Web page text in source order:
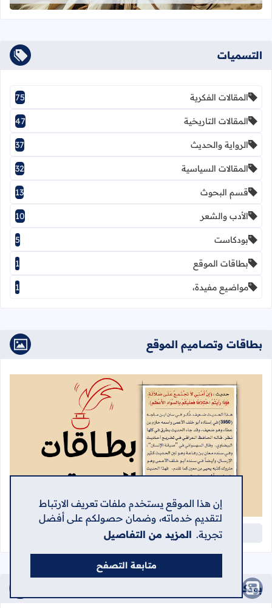
إن هذا الموقع يستخدم ملفات تعريف الارتباط
لتقديم خدماته، وضمان حصولكم على أفضل
تجربة. المزيد من التفاصيل
متابعة التصفح
التسميات
المقالات الفكرية 75
المقالات التاريخية 47
الرواية والحديث 37
المقالات السياسية 32
قسم البحوث 13
الأدب والشعر 10
بودكاست 5
بطاقات الموقع 1
مواضيع مفيدة، 1
بطاقات وتصاميم الموقع
مجموعة من البطاقات التوعوية والثقافية المختصرة
بودكاست مركز الفكر الرابع